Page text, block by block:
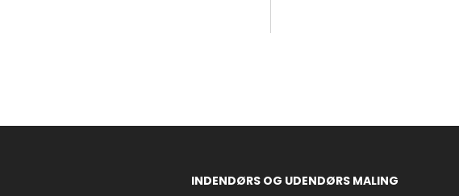
INDENDØRS OG UDENDØRS MALING